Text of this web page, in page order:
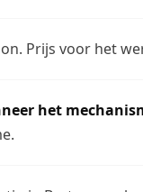
Prijs voor het
het